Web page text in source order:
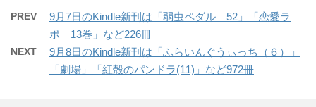
PREV
9月7日のKindle新刊は「弱虫ペダル 52」「恋愛ラ
ボ 13巻」など226冊
NEXT
9月8日のKindle新刊は「ふらいんぐうぃっち（６）」
「劇場」「紅殻のパンドラ(11)」など972冊